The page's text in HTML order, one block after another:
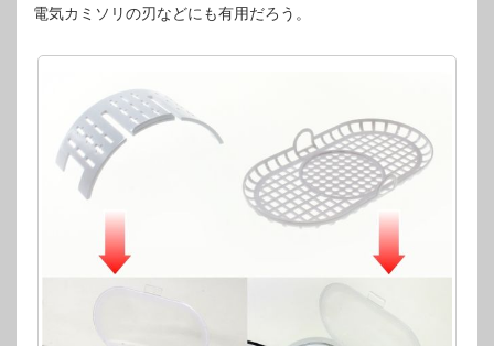
電気カミソリの刃などにも有用だろう。